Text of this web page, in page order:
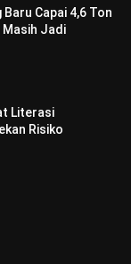
Capai 4,6 Ton
Masih Jadi
Literasi
Risiko